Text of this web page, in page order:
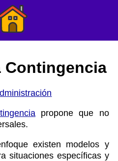
Contingencia
propone que no
existen modelos y
situaciones específicas y